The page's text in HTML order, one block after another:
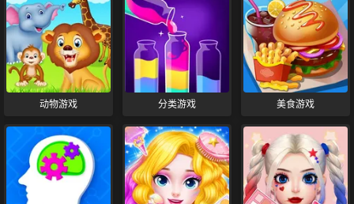
动物游戏 分类游戏 美食游戏